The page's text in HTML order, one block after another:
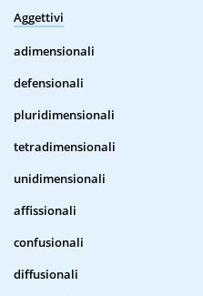
Aggettivi
adimensionali
defensionali
pluridimensionali
tetradimensionali
unidimensionali
affissionali
confusionali
diffusionali